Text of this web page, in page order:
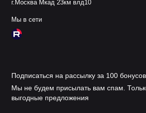
г.Москва Мкад 23км влд10
Мы в сети
Подписаться на рассылку за 100 бонусов
Мы не будем присылать вам спам.
выгодные предложения